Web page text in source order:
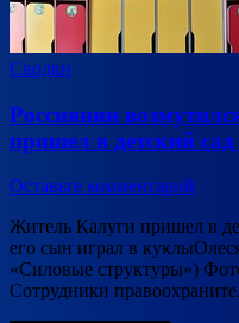
Сводки
Россиянин
пришел в детский
Оставьте комментарий
Житель Калуги пришел в
его сын играл в
«Силовые структуры»)
Сотрудники